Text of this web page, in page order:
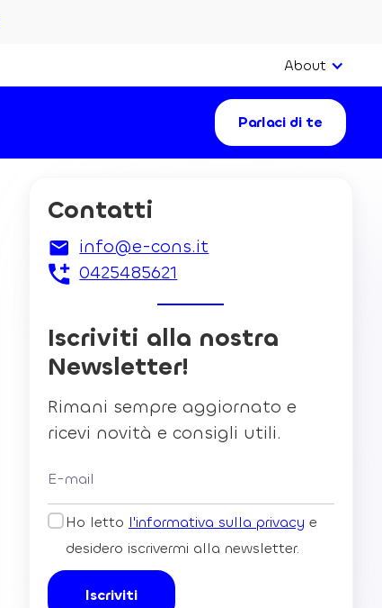
About
Parlaci di te
Contatti
info@e-cons.it
0425485621
Iscriviti alla nostra
Newsletter!
Rimani sempre aggiornato e
ricevi novità e consigli utili.
Ho letto l'informativa sulla privacy e
desidero iscrivermi alla newsletter.